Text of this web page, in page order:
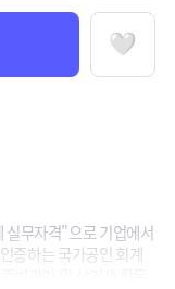
찜
실무자격"으로 기업에서
증하는 국가공인 회계
빙관리 및 상거래 활동